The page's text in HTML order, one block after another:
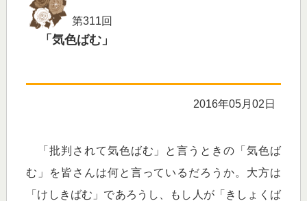
第311回
「気色ばむ」
2016年05月02日
「批判されて気色ばむ」と言うときの「気色ば
む」を皆さんは何と言っているだろうか。大方は
「けしきばむ」であろうし、もし人が「きしょくば